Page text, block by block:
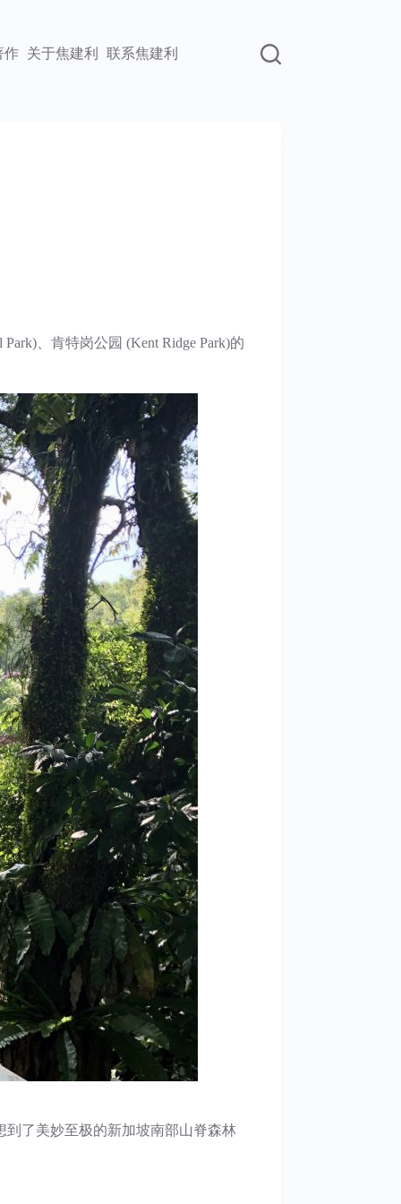
作 关于焦建利 联系焦建利
、肯特岗公园 (Kent Ridge Park)的
了美妙至极的新加坡南部山脊森林